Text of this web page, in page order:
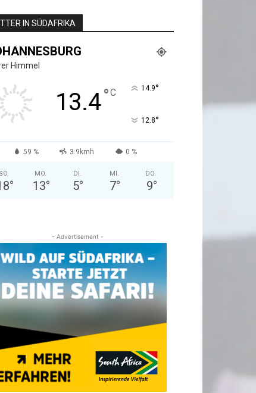
IN SÜDAFRIKA
Himmel
13.4°C 14.9°
12.8°
59 % 3.9kmh 0 %
SO.
°
MO.
13°
DI.
5°
MI.
7°
DO.
9°
- Advertisement -